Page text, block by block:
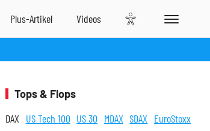
Tops & Flops
DAX US Tech 100 US 30 MDAX SDAX EuroStoxx